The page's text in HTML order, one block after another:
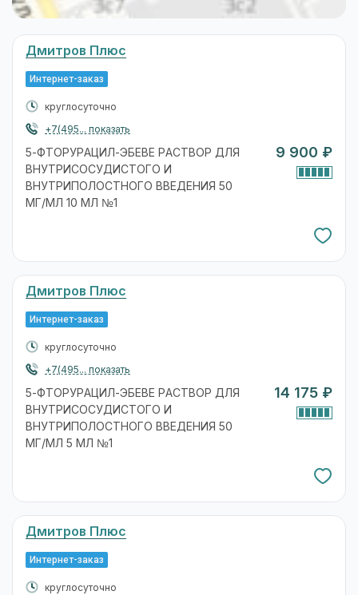
Дмитров Плюс
Интернет-заказ
круглосуточно
+7(495... показать
5-ФТОРУРАЦИЛ-ЭБЕВЕ РАСТВОР ДЛЯ
ВНУТРИСОСУДИСТОГО И
ВНУТРИПОЛОСТНОГО ВВЕДЕНИЯ 50
МГ/МЛ 10 МЛ №1
9 900 ₽
Дмитров Плюс
Интернет-заказ
круглосуточно
+7(495... показать
5-ФТОРУРАЦИЛ-ЭБЕВЕ РАСТВОР ДЛЯ
ВНУТРИСОСУДИСТОГО И
ВНУТРИПОЛОСТНОГО ВВЕДЕНИЯ 50
МГ/МЛ 5 МЛ №1
14 175 ₽
Дмитров Плюс
Интернет-заказ
круглосуточно